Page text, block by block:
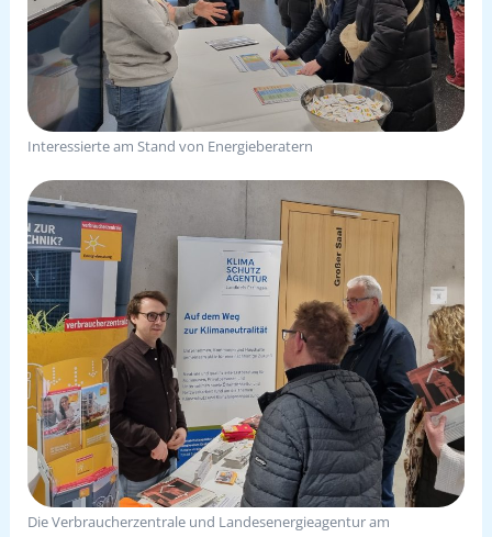
Interessierte am Stand von Energieberatern
Die Verbraucherzentrale und Landesenergieagentur am